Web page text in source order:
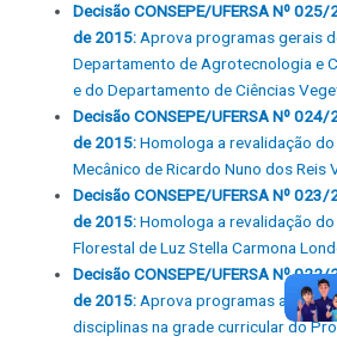
Decisão CONSEPE/UFERSA Nº
de 2015:Aprova programas gerais
Departamento de Agrotecnologia e
e do Departamento de Ciências
Decisão CONSEPE/UFERSA Nº
de 2015:Homologa a revalidação
Mecânico de Ricardo Nuno dos Reis
Decisão CONSEPE/UFERSA Nº
de 2015:Homologa a revalidação
Florestal de Luz Stella Carmona
Decisão CONSEPE/UFERSA Nº
de 2015:Aprova programas
disciplinas na grade curricular do